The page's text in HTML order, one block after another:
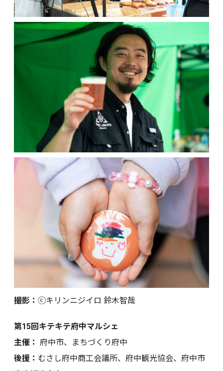
撮影： ⓒキリンニジイロ 鈴木智哉
第15回キテキテ府中マルシェ
主催： 府中市、まちづくり府中
後援： むさし府中商工会議所、府中観光協会、府中市